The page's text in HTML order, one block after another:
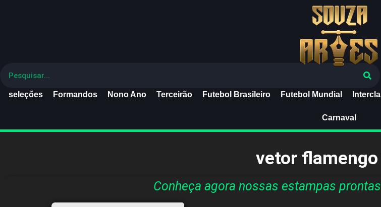
seleções Formandos Nono Ano Terceirão Futebol Brasileiro Futebol Mundial
Carnaval
vetor
Conheça agora nossas estampas